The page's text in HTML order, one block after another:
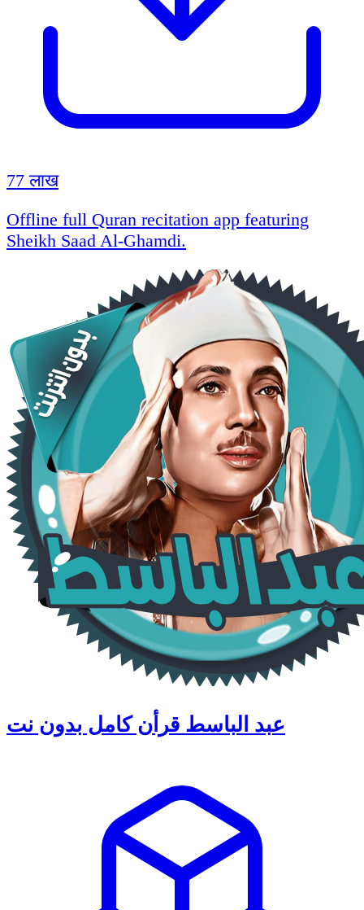
77 लाख
Offline full Quran recitation app featuring
Sheikh Saad Al-Ghamdi.
عبد الباسط قرأن كامل بدون نت